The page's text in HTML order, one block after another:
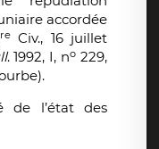
accordée
reCiv., 16 juillet
. 1992, I, no 229,
de l’état des